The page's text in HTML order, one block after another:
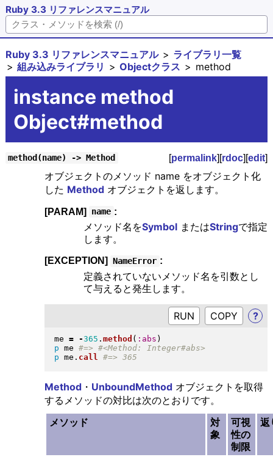
Ruby 3.3 リファレンスマニュアル
Ruby 3.3 リファレンスマニュアル
ライブラリ一覧
組み込みライブラリ
Objectクラス method
instance method
Object#method
method(name) -> Method [permalink][rdoc][edit]
オブジェクトのメソッド name をオブジェクト化
した Methodオブジェクトを返します。
[PARAM] name :
メソッド名をSymbolまたはStringで指定
します。
[EXCEPTION] NameError :
定義されていないメソッド名を引数とし
て与えると発生します。
RUN ?
me = -365 . method ( :abs )
p me
p me . call
Method・ UnboundMethodオブジェクトを取得
するメソッドの対比は次のとおりです。
メソッド
対
象
可視
性の
制限
返